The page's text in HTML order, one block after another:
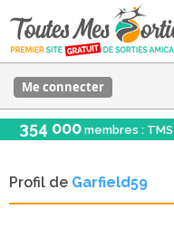
Me connecter
354 000 membres : TMS
Profil de Garfield59